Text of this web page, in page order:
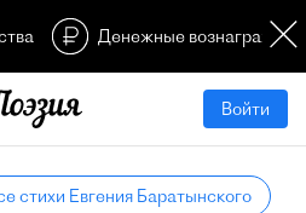
Денежные
Войти
стихи Евгения Баратынского